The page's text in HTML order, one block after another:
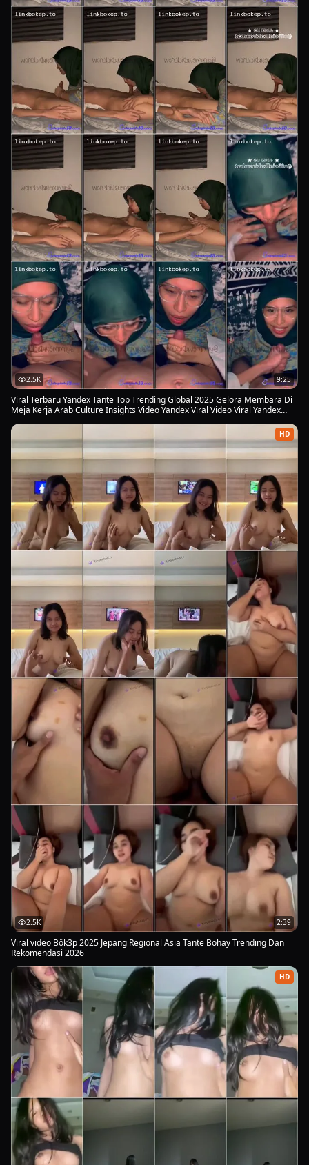
2.5K 9:25
Viral Terbaru Yandex Tante Top Trending Global 2025 Gelora Membara Di
Meja Kerja Arab Culture Insights Video Yandex Viral Video Viral Yandex
HD
2.5K 2:39
Viral video Bök3p 2025 Jepang Regional Asia Tante Bohay Trending Dan
Rekomendasi 2026
HD